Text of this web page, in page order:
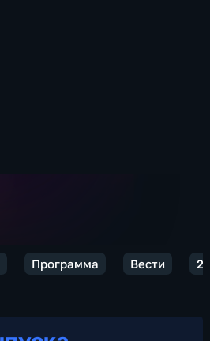
Программа Вести